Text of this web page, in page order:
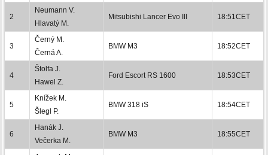
2
Neumann V.
Hlavatý M.
Mitsubishi Lancer Evo III 18:51CET
3
Černý M.
Černá A.
BMW M3 18:52CET
4
Štolfa J.
Hawel Z.
Ford Escort RS 1600 18:53CET
5
Knížek M.
Šlegl P.
BMW 318 iS 18:54CET
6
Hanák J.
Večerka M.
BMW M3 18:55CET